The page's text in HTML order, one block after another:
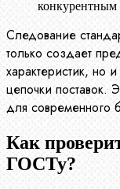
Следование
только создает
характеристик, но
цепочки поставок.
для современного
Как
ГОСТу?